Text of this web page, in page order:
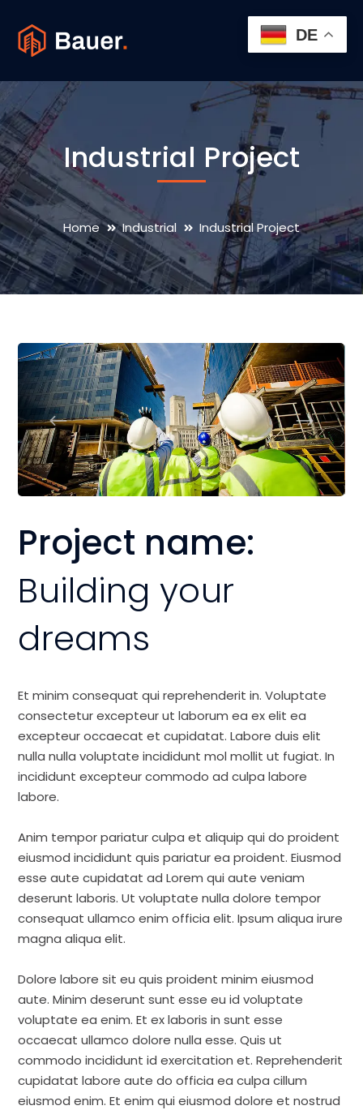
Industrial Project
Home Industrial Industrial Project
Project name:
Building your
dreams
Et minim consequat qui reprehenderit in. Voluptate
consectetur excepteur ut laborum ea ex elit ea
excepteur occaecat et cupidatat. Labore duis elit
nulla nulla voluptate incididunt mol mollit ut fugiat. In
incididunt excepteur commodo ad culpa labore
labore.
Anim tempor pariatur culpa et aliquip qui do proident
eiusmod incididunt quis pariatur ea proident. Eiusmod
esse aute cupidatat ad Lorem qui aute veniam
deserunt laboris. Ut voluptate nulla dolore tempor
consequat ullamco enim officia elit. Ipsum aliqua irure
magna aliqua elit.
Dolore labore sit eu quis proident minim eiusmod
aute. Minim deserunt sunt esse eu id voluptate
voluptate ea enim. Et ex laboris in sunt esse
occaecat ullamco dolore nulla esse. Quis ut
commodo incididunt id exercitation et. Reprehenderit
cupidatat labore aute do officia ea culpa cillum
eiusmod enim. Et enim qui eiusmod dolore et nostrud
DE